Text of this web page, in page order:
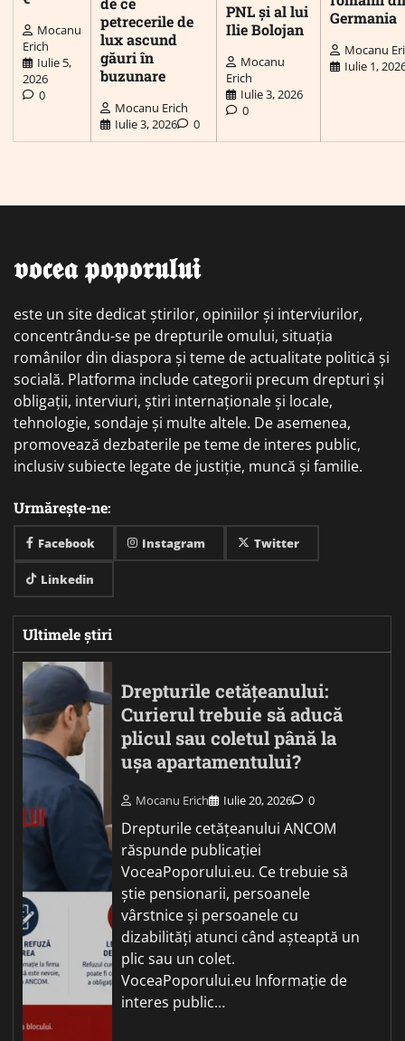
Mocanu
Erich
Iulie 5,
2026
0
petrecerile de
lux ascund
găuri în
buzunare
Mocanu Erich
Iulie 3, 2026
0
PNL și al lui
Ilie Bolojan
Mocanu
Erich
Iulie 3, 2026
0
Germania
Mocanu
Iulie 1,
𝖛𝖔𝖈𝖊𝖆 𝖕𝖔𝖕𝖔𝖗𝖚𝖑𝖚𝖎
este un site dedicat știrilor, opiniilor și interviurilor,
concentrându-se pe drepturile omului, situația
românilor din diaspora și teme de actualitate politică și
socială. Platforma include categorii precum drepturi și
obligații, interviuri, știri internaționale și locale,
tehnologie, sondaje și multe altele. De asemenea,
promovează dezbaterile pe teme de interes public,
inclusiv subiecte legate de justiție, muncă și familie.
Urmărește-ne:
Facebook Instagram Twitter
Linkedin
Ultimele știri
Drepturile cetățeanului:
Curierul trebuie să aducă
plicul sau coletul până la
ușa apartamentului?
Mocanu Erich Iulie 20, 2026 0
Drepturile cetățeanului ANCOM
răspunde publicației
VoceaPoporului.eu. Ce trebuie să
știe pensionarii, persoanele
vârstnice și persoanele cu
dizabilități atunci când așteaptă un
plic sau un colet.
VoceaPoporului.eu Informație de
interes public…